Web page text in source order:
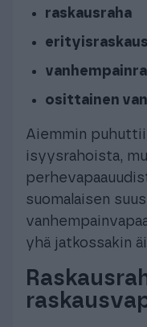
raskausraha
osittainen
Aiemmin
isyysrahoista,
suomalaisen
yhä jatkossakin